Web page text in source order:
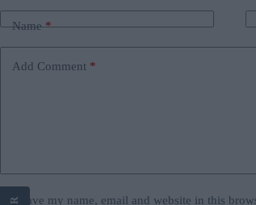
Name*
Add Comment *
Save my name, email and website in this